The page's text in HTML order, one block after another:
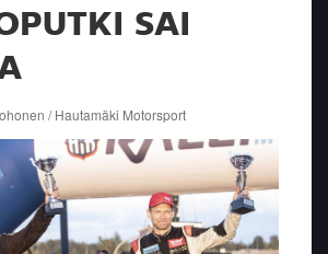
SAI
/ Hautamäki Motorsport